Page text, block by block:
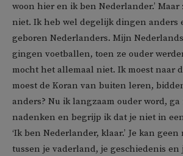
woon hier en ik ben Nederlander.’
niet. Ik heb wel degelijk dingen anders
geboren Nederlanders. Mijn
gingen voetballen, toen ze ouder
mocht het allemaal niet. Ik moest naar
moest de Koran van buiten leren,
anders? Nu ik langzaam ouder word, ga
nadenken en begrijp ik dat je niet in
‘Ik ben Nederlander, klaar.’ Je kan
tussen je vaderland, je geschiedenis en